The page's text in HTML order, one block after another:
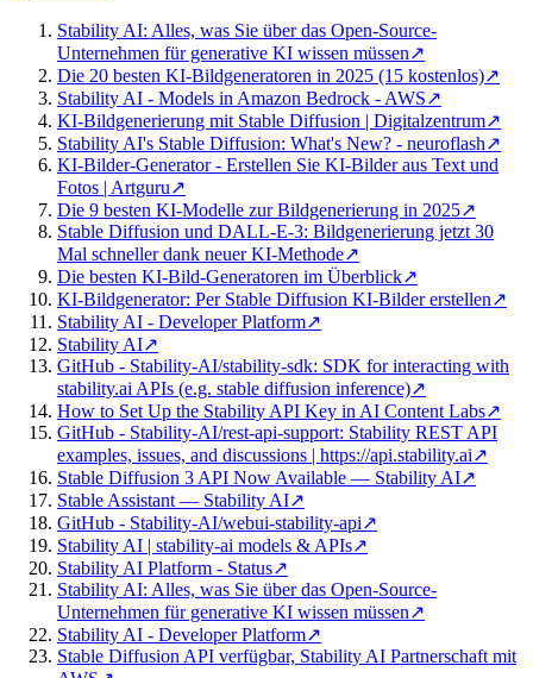
Stability AI: Alles, was Sie über das Open-Source-
Unternehmen für generative KI wissen müssen↗
Die 20 besten KI-Bildgeneratoren in 2025 (15 kostenlos)↗
Stability AI - Models in Amazon Bedrock - AWS↗
KI-Bildgenerierung mit Stable Diffusion | Digitalzentrum↗
Stability AI's Stable Diffusion: What's New? - neuroflash↗
KI-Bilder-Generator - Erstellen Sie KI-Bilder aus Text und
Fotos | Artguru↗
Die 9 besten KI-Modelle zur Bildgenerierung in 2025↗
Stable Diffusion und DALL-E-3: Bildgenerierung jetzt 30
Mal schneller dank neuer KI-Methode↗
Die besten KI-Bild-Generatoren im Überblick↗
KI-Bildgenerator: Per Stable Diffusion KI-Bilder erstellen↗
Stability AI - Developer Platform↗
Stability AI↗
GitHub - Stability-AI/stability-sdk: SDK for interacting with
stability.ai APIs (e.g. stable diffusion inference)↗
How to Set Up the Stability API Key in AI Content Labs↗
GitHub - Stability-AI/rest-api-support: Stability REST API
examples, issues, and discussions | https://api.stability.ai↗
Stable Diffusion 3 API Now Available — Stability AI↗
Stable Assistant — Stability AI↗
GitHub - Stability-AI/webui-stability-api↗
Stability AI | stability-ai models & APIs↗
Stability AI Platform - Status↗
Stability AI: Alles, was Sie über das Open-Source-
Unternehmen für generative KI wissen müssen↗
Stability AI - Developer Platform↗
Stable Diffusion API verfügbar, Stability AI Partnerschaft mit